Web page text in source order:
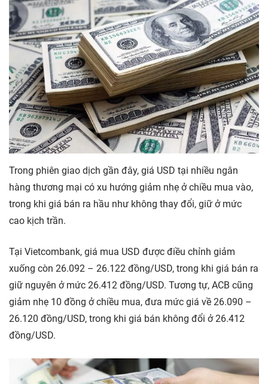
Trong phiên giao dịch gần đây, giá USD tại nhiều ngân
hàng thương mại có xu hướng giảm nhẹ ở chiều mua vào,
trong khi giá bán ra hầu như không thay đổi, giữ ở mức
cao kịch trần.
Tại Vietcombank, giá mua USD được điều chỉnh giảm
xuống còn 26.092 – 26.122 đồng/USD, trong khi giá bán ra
giữ nguyên ở mức 26.412 đồng/USD. Tương tự, ACB cũng
giảm nhẹ 10 đồng ở chiều mua, đưa mức giá về 26.090 –
26.120 đồng/USD, trong khi giá bán không đổi ở 26.412
đồng/USD.